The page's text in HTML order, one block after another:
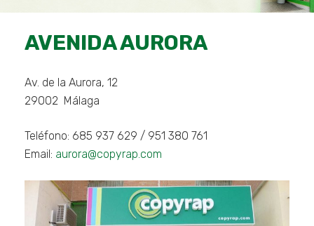
AVENIDA AURORA
Av. de la Aurora, 12
29002 Málaga
Teléfono: 685 937 629 / 951 380 761
Email: aurora@copyrap.com